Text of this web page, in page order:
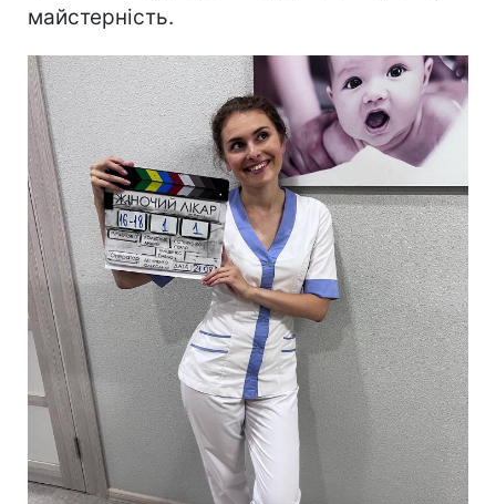
майстерність.